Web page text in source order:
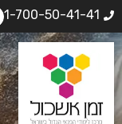
1-700-50-41-41